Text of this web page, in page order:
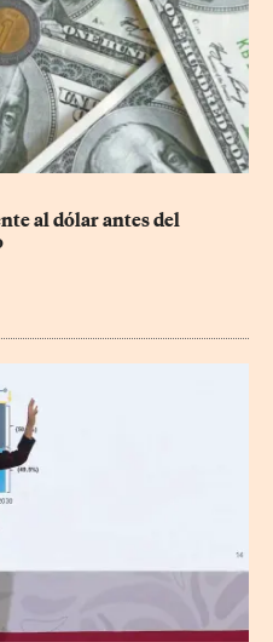
al dólar antes del